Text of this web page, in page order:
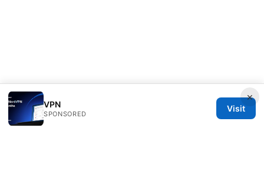
×
VPN
SPONSORED
Visit